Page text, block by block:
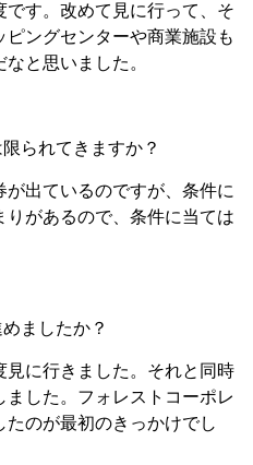
す。改めて見に行って、そ
ングセンターや商業施設も
と思いました。
られてきますか？
出ているのですが、条件に
があるので、条件に当ては
ましたか？
見に行きました。それと同時
した。フォレストコーポレ
のが最初のきっかけでし